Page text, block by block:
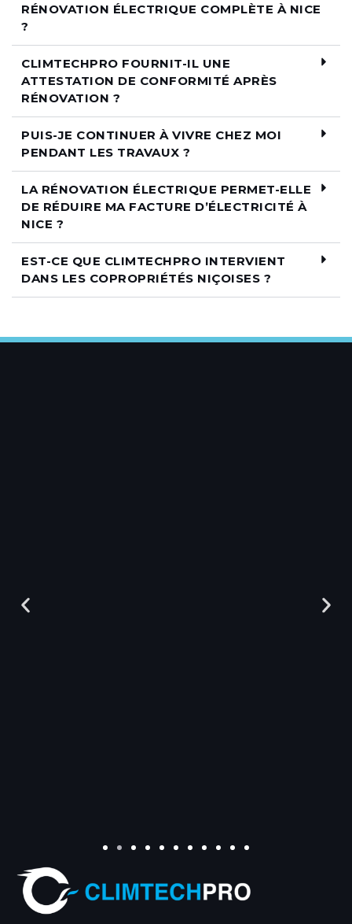
RÉNOVATION ÉLECTRIQUE COMPLÈTE À NICE
?
CLIMTECHPRO FOURNIT-IL UNE
ATTESTATION DE CONFORMITÉ APRÈS
RÉNOVATION ?
PUIS-JE CONTINUER À VIVRE CHEZ MOI
PENDANT LES TRAVAUX ?
LA RÉNOVATION ÉLECTRIQUE PERMET-ELLE
DE RÉDUIRE MA FACTURE D’ÉLECTRICITÉ À
NICE ?
EST-CE QUE CLIMTECHPRO INTERVIENT
DANS LES COPROPRIÉTÉS NIÇOISES ?
Entretien Climatisation